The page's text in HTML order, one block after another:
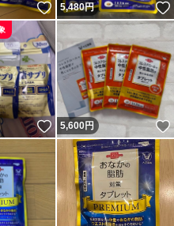
いいね！
5,480円
いいね！
5,600円